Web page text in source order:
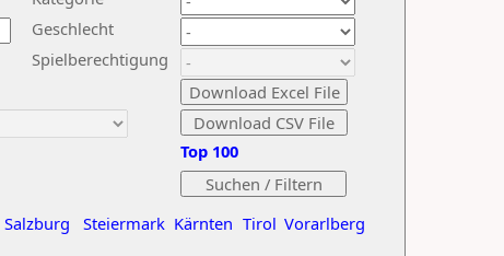
Geschlecht
Spielberechtigung
Salzburg Steiermark Kärnten Tirol Vorarlberg
Top 100